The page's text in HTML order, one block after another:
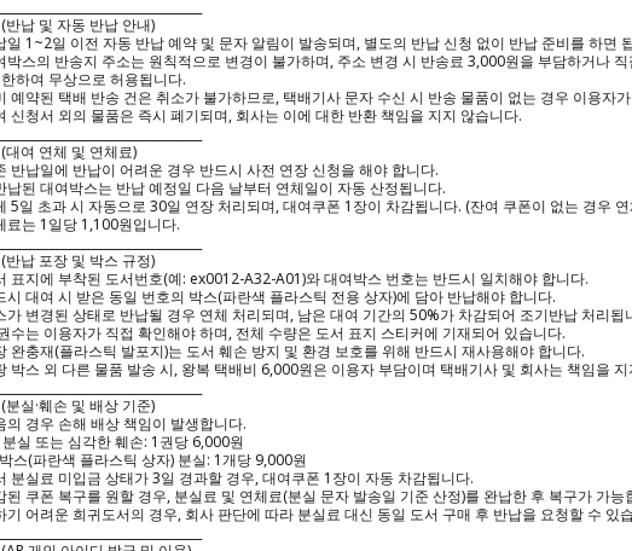
반납 및 자동 반납 안내)
1~2일 이전 자동 반납 예약 및 문자 알림이 발송되며, 별도의 반납 신청 없이 반납 준비를 하면
스의 반송지 주소는 원칙적으로 변경이 불가하며, 주소 변경 시 반송료 3,000원을 부담하거나
하여 무상으로 허용됩니다.
예약된 택배 반송 건은 취소가 불가하므로, 택배기사 문자 수신 시 반송 물품이 없는 경우 이용자가
신청서 외의 물품은 즉시 폐기되며, 회사는 이에 대한 반환 책임을 지지 않습니다.
대여 연체 및 연체료)
반납일에 반납이 어려운 경우 반드시 사전 연장 신청을 해야 합니다.
된 대여박스는 반납 예정일 다음 날부터 연체일이 자동 산정됩니다.
5일 초과 시 자동으로 30일 연장 처리되며, 대여쿠폰 1장이 차감됩니다. (잔여 쿠폰이 없는 경우
는 1일당 1,100원입니다.
반납 포장 및 박스 규정)
표지에 부착된 도서번호(예: ex0012-A32-A01)와 대여박스 번호는 반드시 일치해야 합니다.
대여 시 받은 동일 번호의 박스(파란색 플라스틱 전용 상자)에 담아 반납해야 합니다.
변경된 상태로 반납될 경우 연체 처리되며, 남은 대여 기간의 50%가 차감되어 조기반납 처리됩
수는 이용자가 직접 확인해야 하며, 전체 수량은 도서 표지 스티커에 기재되어 있습니다.
완충재(플라스틱 발포지)는 도서 훼손 방지 및 환경 보호를 위해 반드시 재사용해야 합니다.
박스 외 다른 물품 발송 시, 왕복 택배비 6,000원은 이용자 부담이며 택배기사 및 회사는 책임을 지
분실·훼손 및 배상 기준)
경우 손해 배상 책임이 발생합니다.
분실 또는 심각한 훼손: 1권당 6,000원
스(파란색 플라스틱 상자) 분실: 1개당 9,000원
분실료 미입금 상태가 3일 경과할 경우, 대여쿠폰 1장이 자동 차감됩니다.
쿠폰 복구를 원할 경우, 분실료 및 연체료(분실 문자 발송일 기준 산정)를 완납한 후 복구가 가능
어려운 희귀도서의 경우, 회사 판단에 따라 분실료 대신 동일 도서 구매 후 반납을 요청할 수 있